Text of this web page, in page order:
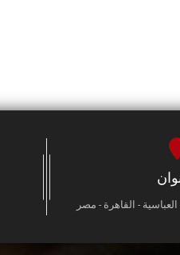
- القاهرة - مصر